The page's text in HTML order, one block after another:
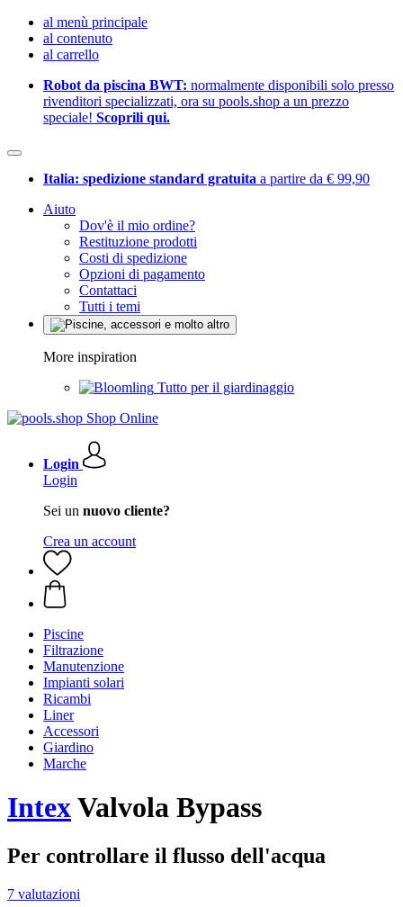
al menù principale
al contenuto
al carrello
Robot da piscina BWT: normalmente disponibili solo presso
rivenditori specializzati, ora su pools.shop a un prezzo
speciale! Scoprili qui.
Italia: spedizione standard gratuita a partire da € 99,90
Aiuto
Dov'è il mio ordine?
Restituzione prodotti
Costi di spedizione
Opzioni di pagamento
Contattaci
Tutti i temi
More inspiration
Tutto per il giardinaggio
Login
Login
Sei un nuovo cliente?
Crea un account
Piscine
Filtrazione
Manutenzione
Impianti solari
Ricambi
Liner
Accessori
Giardino
Marche
IntexValvola Bypass
Per controllare il flusso dell'acqua
7 valutazioni